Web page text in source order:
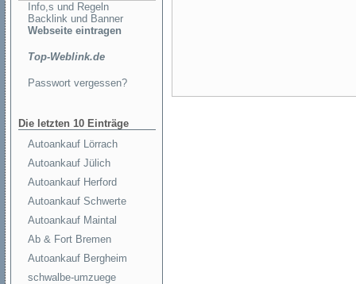
Info,s und Regeln
Backlink und Banner
Webseite eintragen
Top-Weblink.de
Passwort vergessen?
Die letzten 10 Einträge
Autoankauf Lörrach
Autoankauf Jülich
Autoankauf Herford
Autoankauf Schwerte
Autoankauf Maintal
Ab & Fort Bremen
Autoankauf Bergheim
schwalbe-umzuege